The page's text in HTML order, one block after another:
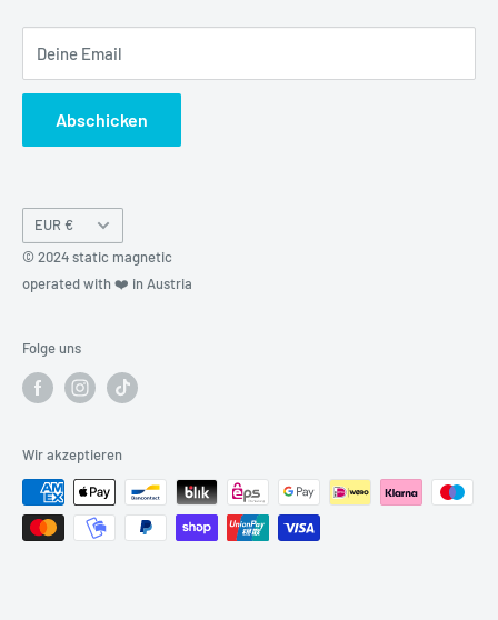
Deine Email
Abschicken
Währung
EUR €
© 2024 static magnetic
operated with ❤️ in Austria
Folge uns
Wir akzeptieren